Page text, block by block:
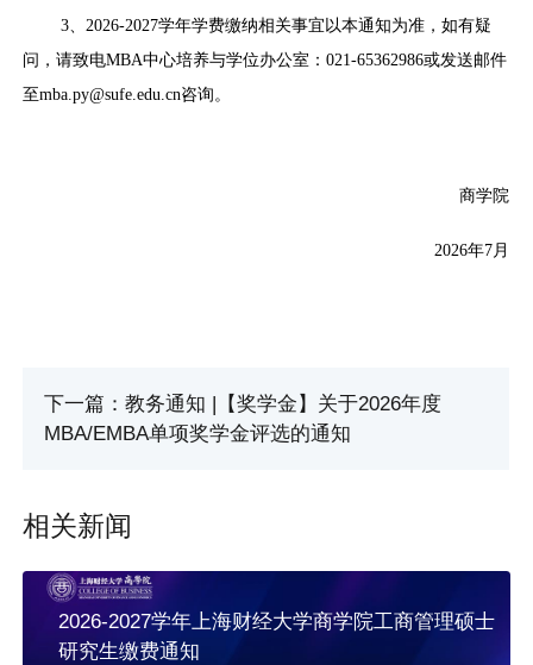
3、2026-2027学年学费缴纳相关事宜以本通知为准，如有疑
问，请致电MBA中心培养与学位办公室：021-65362986或发送邮件
至mba.py@sufe.edu.cn咨询。
商学院
2026年7月
下一篇：教务通知 |【奖学金】关于2026年度
MBA/EMBA单项奖学金评选的通知
相关新闻
2026-2027学年上海财经大学商学院工商管理硕士
研究生缴费通知